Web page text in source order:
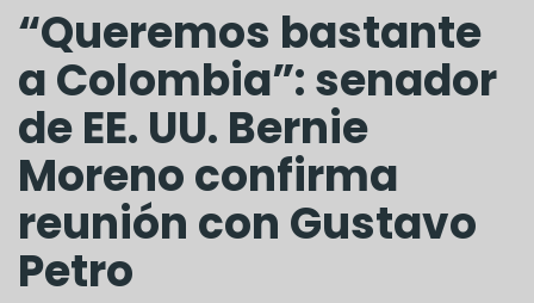
“Queremos bastante
a Colombia”: senador
de EE. UU. Bernie
Moreno confirma
reunión con Gustavo
Petro